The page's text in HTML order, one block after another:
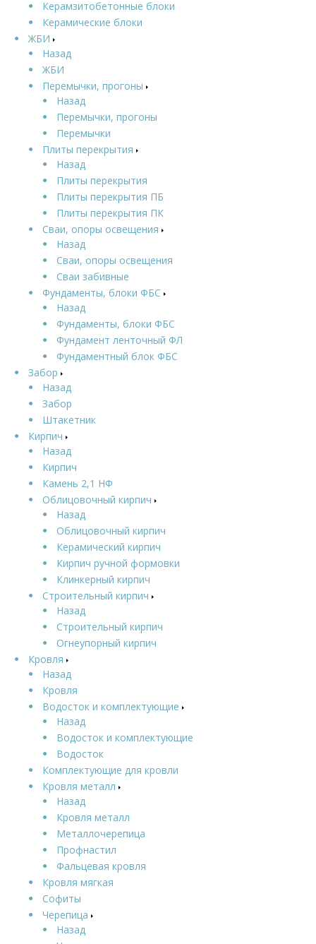
Керамзитобетонные блоки
Керамические блоки
ЖБИ
Назад
ЖБИ
Перемычки, прогоны
Назад
Перемычки, прогоны
Перемычки
Плиты перекрытия
Назад
Плиты перекрытия
Плиты перекрытия ПБ
Плиты перекрытия ПК
Сваи, опоры освещения
Назад
Сваи, опоры освещения
Сваи забивные
Фундаменты, блоки ФБС
Назад
Фундаменты, блоки ФБС
Фундамент ленточный ФЛ
Фундаментный блок ФБС
Забор
Назад
Забор
Штакетник
Кирпич
Назад
Кирпич
Камень 2,1 НФ
Облицовочный кирпич
Назад
Облицовочный кирпич
Керамический кирпич
Кирпич ручной формовки
Клинкерный кирпич
Строительный кирпич
Назад
Строительный кирпич
Огнеупорный кирпич
Кровля
Назад
Кровля
Водосток и комплектующие
Назад
Водосток и комплектующие
Водосток
Комплектующие для кровли
Кровля металл
Назад
Кровля металл
Металлочерепица
Профнастил
Фальцевая кровля
Кровля мягкая
Софиты
Черепица
Назад